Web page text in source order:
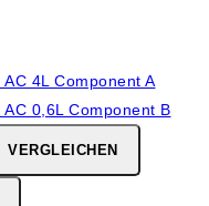
VERGLEICHEN